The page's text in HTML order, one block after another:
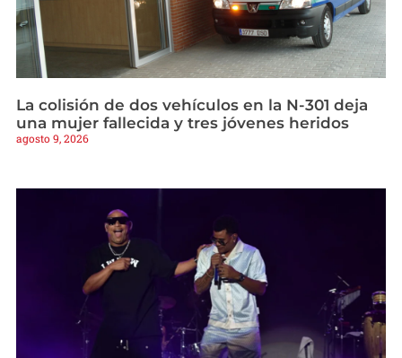
La colisión de dos vehículos en la N-301 deja
una mujer fallecida y tres jóvenes heridos
agosto 9, 2026